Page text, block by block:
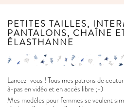
PETITES TAILLES,
PANTALONS, CHAÎNE
ÉLASTHANNE
Lancez-vous ! Tous mes patrons de
à-pas en vidéo et en accès libre ;-)
Mes modèles pour femmes se veulent